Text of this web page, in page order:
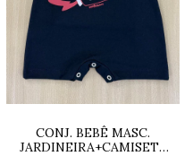
CONJ. BEBÊ MASC.
JARDINEIRA+CAMISETA